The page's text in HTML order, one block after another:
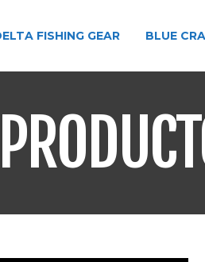
FISHING GEAR BLUE